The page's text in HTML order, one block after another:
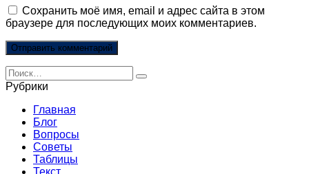
Сохранить моё имя, email и адрес сайта в этом
браузере для последующих моих комментариев.
Search
for:
Рубрики
Главная
Блог
Вопросы
Советы
Таблицы
Текст